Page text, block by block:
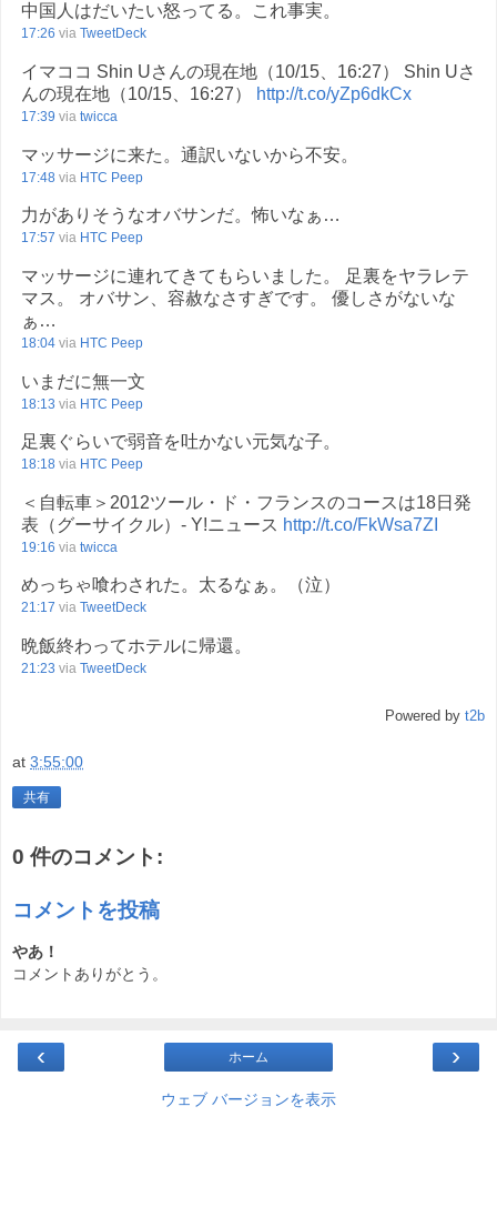
中国人はだいたい怒ってる。これ事実。
17:26 via TweetDeck
イマココ Shin Uさんの現在地（10/15、16:27） Shin Uさ
んの現在地（10/15、16:27）
http://t.co/yZp6dkCx
17:39 via twicca
マッサージに来た。通訳いないから不安。
17:48 via HTC Peep
力がありそうなオバサンだ。怖いなぁ…
17:57 via HTC Peep
マッサージに連れてきてもらいました。 足裏をヤラレテ
マス。 オバサン、容赦なさすぎです。 優しさがないな
ぁ…
18:04 via HTC Peep
いまだに無一文
18:13 via HTC Peep
足裏ぐらいで弱音を吐かない元気な子。
18:18 via HTC Peep
＜自転車＞2012ツール・ド・フランスのコースは18日発
表（グーサイクル）- Y!ニュース http://t.co/FkWsa7ZI
19:16 via twicca
めっちゃ喰わされた。太るなぁ。（泣）
21:17 via TweetDeck
晩飯終わってホテルに帰還。
21:23 via TweetDeck
Powered by t2b
at 3:55:00
共有
0 件のコメント:
コメントを投稿
やあ！
コメントありがとう。
‹ ›
ホーム
ウェブ バージョンを表示